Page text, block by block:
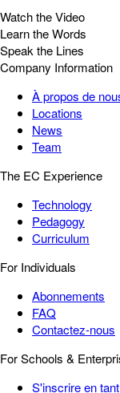
Watch the Video
Learn the Words
Speak the Lines
Company Information
À propos de
Locations
News
Team
The EC Experience
Technology
Pedagogy
Curriculum
For Individuals
Abonnements
FAQ
Contactez-nous
For Schools &
S'inscrire en